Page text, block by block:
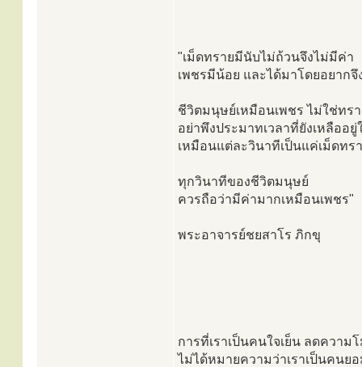
"เม็ดทรายมีนับไม่ถ้วนจึงไม่มีค่า
เพชรมีน้อย และได้มาโดยอยาก
ชีวิตมนุษย์เหมือนเพชร ไม่ใช่ทร
อย่าพึงประมาทเวลาที่ยังเหลืออ
เหมือนแต่ละวินาทีเป็นแค่เม็ดทร
ทุกวินาทีของชีวิตมนุษย์
ควรถือว่ามีค่ามากเหมือนเพชร"
พระอาจารย์ชยสาโร ภิกขุ
การที่เราเป็นคนใจเย็น ลดความ
ไม่ได้หมายความว่าเราเป็นคนย